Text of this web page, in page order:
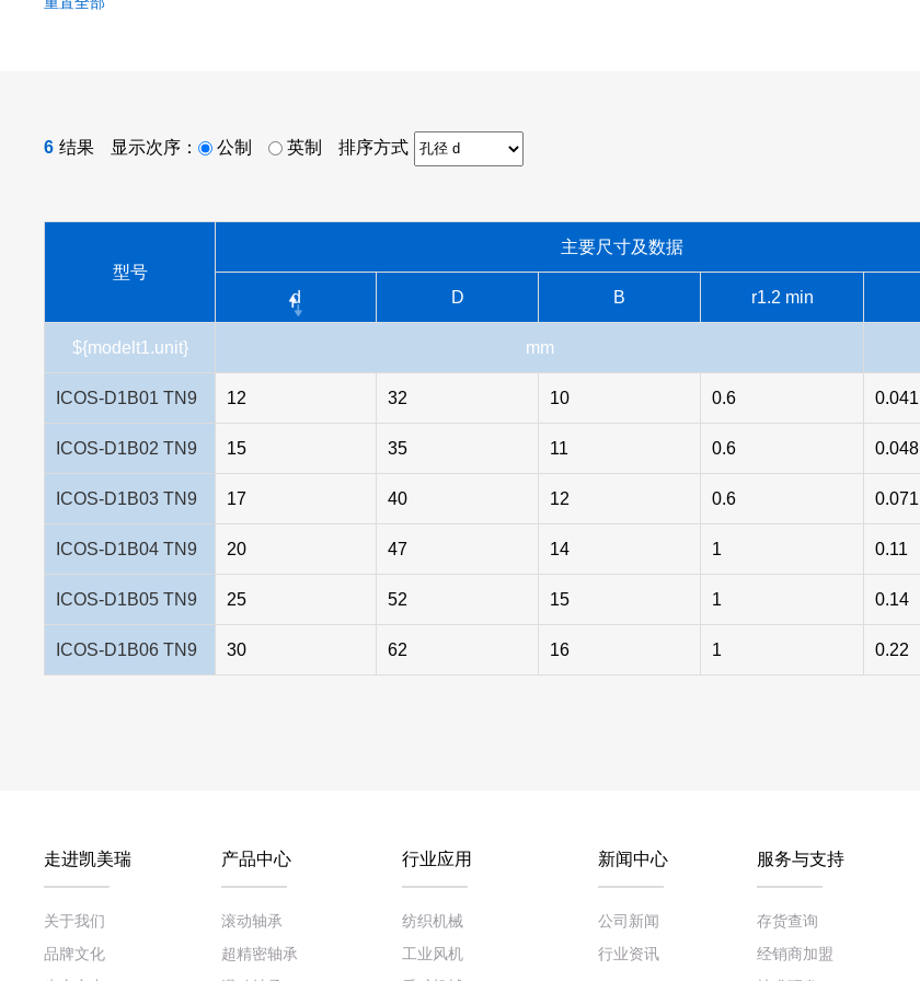
6 结果 显示次序： 公制 英制 排序方式
型号
主要尺寸及数据
d D B r1.2 min
${modelt1.unit} mm
ICOS-D1B01 TN9 12 32 10 0.6 0.041
ICOS-D1B02 TN9 15 35 11 0.6 0.048
ICOS-D1B03 TN9 17 40 12 0.6 0.071
ICOS-D1B04 TN9 20 47 14 1 0.11
ICOS-D1B05 TN9 25 52 15 1 0.14
ICOS-D1B06 TN9 30 62 16 1 0.22
走进凯美瑞
关于我们
品牌文化
产品中心
滚动轴承
超精密轴承
行业应用
纺织机械
工业风机
新闻中心
公司新闻
行业资讯
服务与支持
存货查询
经销商加盟